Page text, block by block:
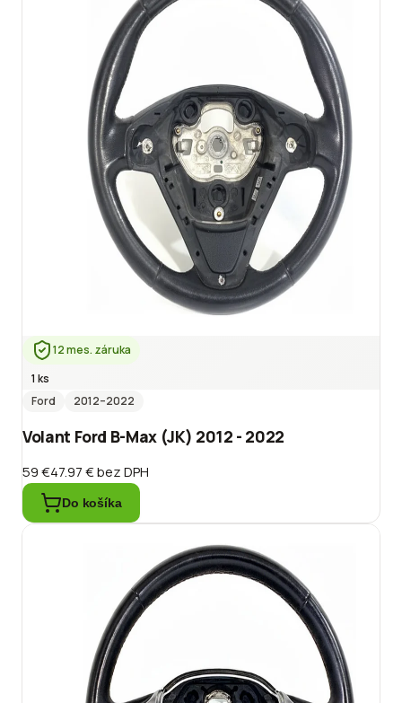
12 mes. záruka
1 ks
Ford
2012–2022
Volant Ford B-Max (JK) 2012 - 2022
59 €47.97 €bez DPH
Do košíka